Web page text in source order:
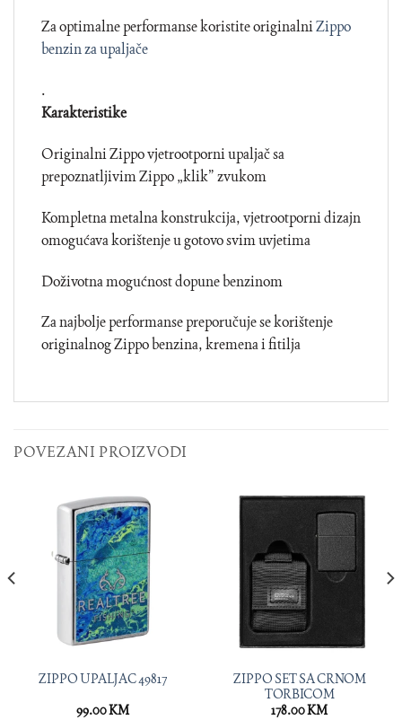
Za optimalne performanse koristite originalniZippo
benzin za upaljače
.
Karakteristike
Originalni Zippo vjetrootporni upaljač sa
prepoznatljivim Zippo „klik” zvukom
Kompletna metalna konstrukcija, vjetrootporni dizajn
omogućava korištenje u gotovo svim uvjetima
Doživotna mogućnost dopune benzinom
Za najbolje performanse preporučuje se korištenje
originalnog Zippo benzina, kremena i fitilja
POVEZANI PROIZVODI
ZIPPO UPALJAC 49817
99.00KM
ZIPPO SET SA CRNOM
TORBICOM
178.00KM